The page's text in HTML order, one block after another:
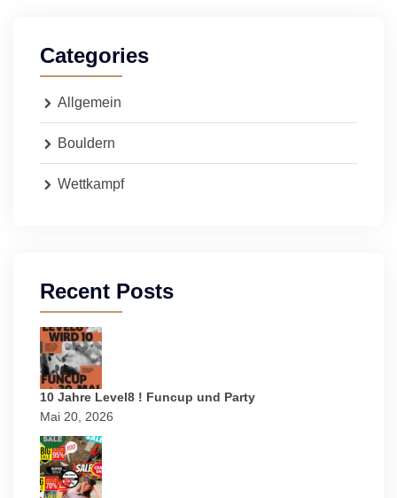
Categories
Allgemein
Bouldern
Wettkampf
Recent Posts
10 Jahre Level8 ! Funcup und Party
Mai 20, 2026